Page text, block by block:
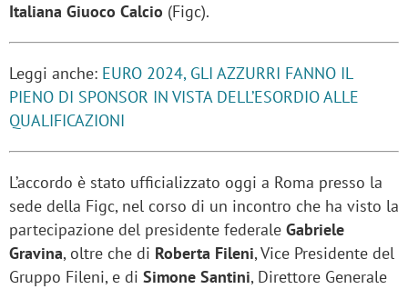
Italiana Giuoco Calcio (Figc).
Leggi anche: EURO 2024, GLI AZZURRI FANNO IL
PIENO DI SPONSOR IN VISTA DELL’ESORDIO ALLE
QUALIFICAZIONI
L’accordo è stato ufficializzato oggi a Roma presso la
sede della Figc, nel corso di un incontro che ha visto la
partecipazione del presidente federale Gabriele
Gravina, oltre che di Roberta Fileni, Vice Presidente del
Gruppo Fileni, e di Simone Santini, Direttore Generale